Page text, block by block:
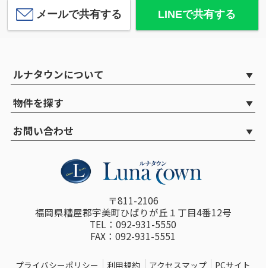
メールで共有する LINEで共有する
ルナタウンについて
物件を探す
お問い合わせ
〒811-2106
福岡県糟屋郡宇美町ひばりが丘１丁目4番12号
TEL：092-931-5550
FAX：092-931-5551
プライバシーポリシー 利用規約 アクセスマップ PCサイト